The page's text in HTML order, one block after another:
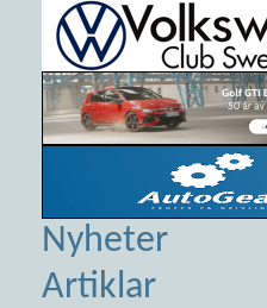
Nyheter
Artiklar